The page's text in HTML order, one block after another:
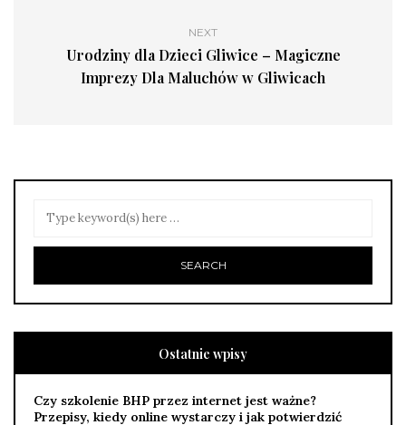
NEXT
Urodziny dla Dzieci Gliwice – Magiczne
Imprezy Dla Maluchów w Gliwicach
Ostatnie wpisy
Czy szkolenie BHP przez internet jest ważne?
Przepisy, kiedy online wystarczy i jak potwierdzić